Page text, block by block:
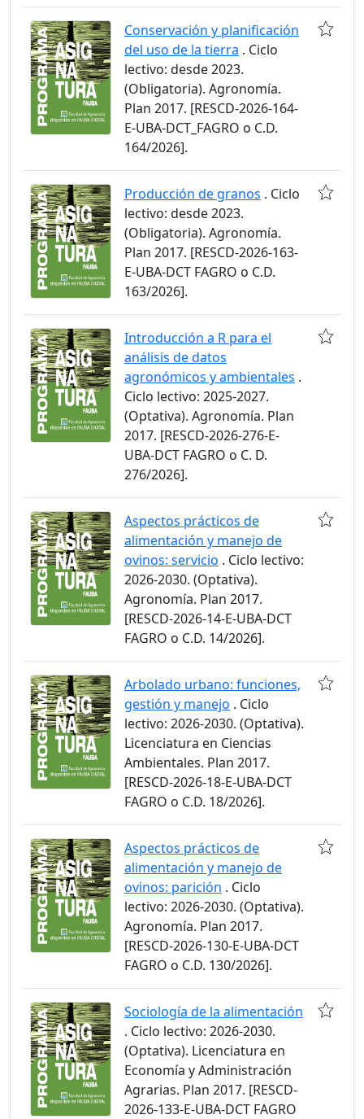
Conservación y planificación
del uso de la tierra . Ciclo
lectivo: desde 2023.
(Obligatoria). Agronomía.
Plan 2017. [RESCD-2026-164-
E-UBA-DCT_FAGRO o C.D.
164/2026].
Producción de granos . Ciclo
lectivo: desde 2023.
(Obligatoria). Agronomía.
Plan 2017. [RESCD-2026-163-
E-UBA-DCT FAGRO o C.D.
163/2026].
Introducción a R para el
análisis de datos
agronómicos y ambientales .
Ciclo lectivo: 2025-2027.
(Optativa). Agronomía. Plan
2017. [RESCD-2026-276-E-
UBA-DCT FAGRO o C. D.
276/2026].
Aspectos prácticos de
alimentación y manejo de
ovinos: servicio . Ciclo lectivo:
2026-2030. (Optativa).
Agronomía. Plan 2017.
[RESCD-2026-14-E-UBA-DCT
FAGRO o C.D. 14/2026].
Arbolado urbano: funciones,
gestión y manejo . Ciclo
lectivo: 2026-2030. (Optativa).
Licenciatura en Ciencias
Ambientales. Plan 2017.
[RESCD-2026-18-E-UBA-DCT
FAGRO o C.D. 18/2026].
Aspectos prácticos de
alimentación y manejo de
ovinos: parición . Ciclo
lectivo: 2026-2030. (Optativa).
Agronomía. Plan 2017.
[RESCD-2026-130-E-UBA-DCT
FAGRO o C.D. 130/2026].
Sociología de la alimentación
. Ciclo lectivo: 2026-2030.
(Optativa). Licenciatura en
Economía y Administración
Agrarias. Plan 2017. [RESCD-
2026-133-E-UBA-DCT FAGRO